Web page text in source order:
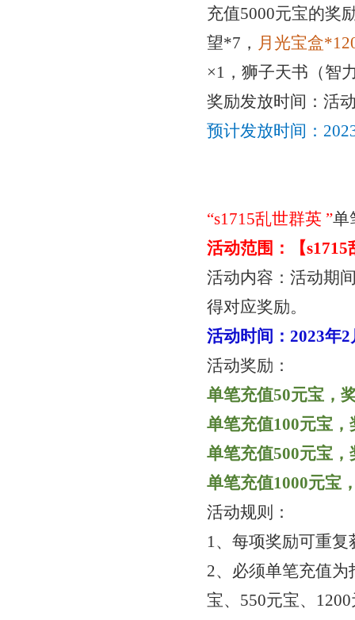
充值5000元宝的奖
望*7， 月光宝盒*1
×1，狮子天书（智
奖励发放时间：活
预计发放时间：
“s1715乱世群英”单
活动范围：【
活动内容：活动期
得对应奖励。
活动时间：2023年
活动奖励：
单笔充值50元宝，
单笔充值100元宝
单笔充值500元宝
单笔充值1000元宝
活动规则：
1、每项奖励可重
2、必须单笔充值
宝、550元宝、